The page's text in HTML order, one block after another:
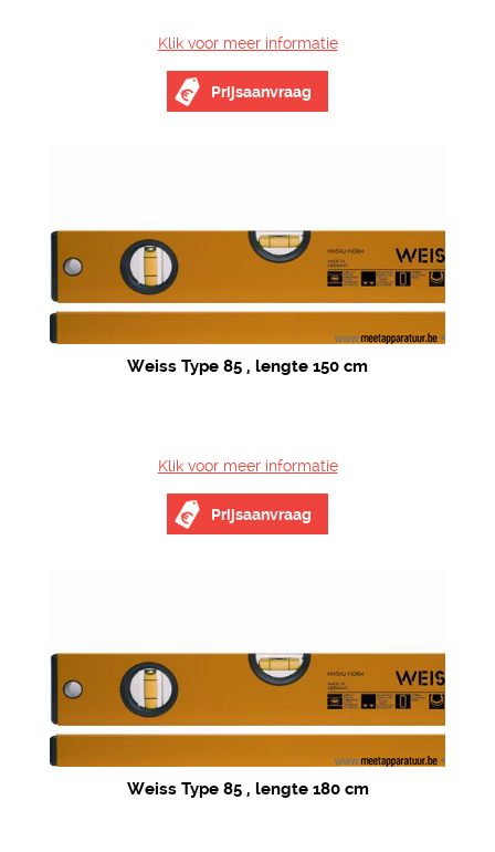
Klik voor meer informatie
Prijsaanvraag
Weiss Type 85 , lengte 150 cm
Klik voor meer informatie
Prijsaanvraag
Weiss Type 85 , lengte 180 cm